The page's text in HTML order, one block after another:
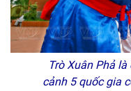
Trò Xuân Phả
cảnh 5 quốc gia